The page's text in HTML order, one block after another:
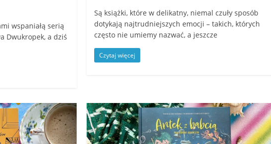
wspaniałą serią
Dwukropek, a dziś
Są książki, które w delikatny, niemal czuły sposób
dotykają najtrudniejszych emocji – takich, których
często nie umiemy nazwać, a jeszcze
Czytaj więcej